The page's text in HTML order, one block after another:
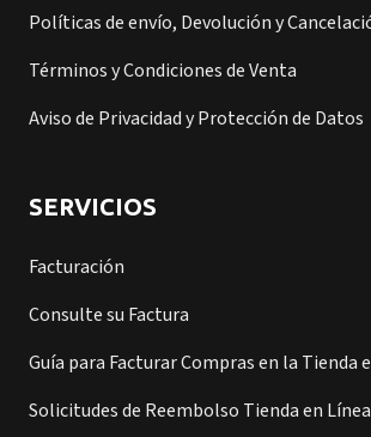
Políticas de envío, Devolución y
Términos y Condiciones de Venta
Aviso de Privacidad y Protección de Datos
SERVICIOS
Facturación
Consulte su Factura
Guía para Facturar Compras en la Tienda
Solicitudes de Reembolso Tienda en Línea